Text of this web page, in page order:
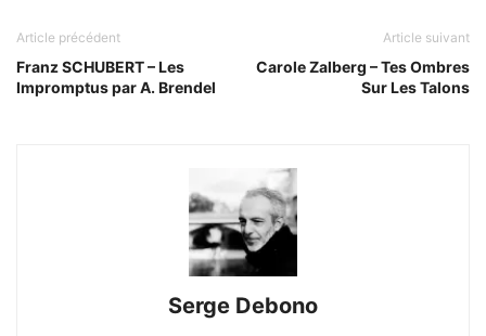
Article précédent
Franz SCHUBERT – Les
Impromptus par A. Brendel
Article suivant
Carole Zalberg – Tes Ombres
Sur Les Talons
Serge Debono